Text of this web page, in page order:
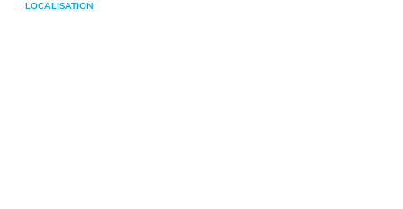
LOCALISATION